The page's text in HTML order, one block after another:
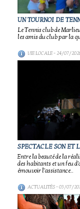
UN TOURNOI DE
Le Tennis club de
les amis du club par la
VIE LOCALE- 24/07/
SPECTACLE SON ET
Entre la beauté de la
des habitants et un feu
émouvoir l'assistance..
ACTUALITÉS- 03/07/